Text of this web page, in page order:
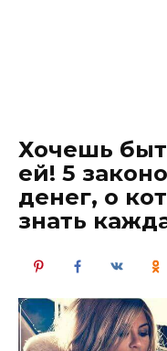
Хочешь
ей! 5
денег, о
знать